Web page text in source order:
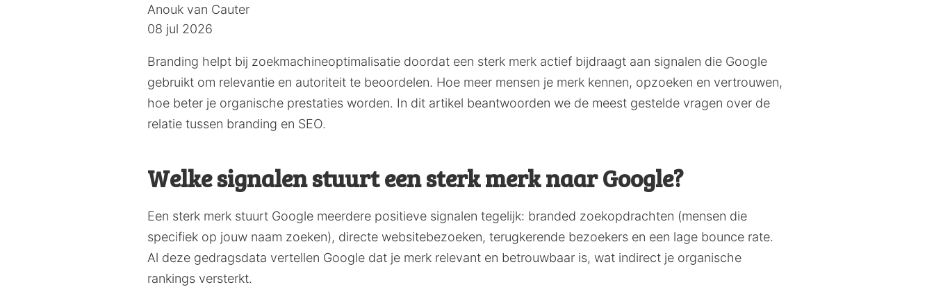
Posted
by:
Anouk van Cauter
08 jul 2026
Branding helpt bij zoekmachineoptimalisatie doordat een sterk merk actief bijdraagt aan signalen die Google
gebruikt om relevantie en autoriteit te beoordelen. Hoe meer mensen je merk kennen, opzoeken en vertrouwen,
hoe beter je organische prestaties worden. In dit artikel beantwoorden we de meest gestelde vragen over de
relatie tussen branding en SEO.
Welke signalen stuurt een sterk merk naar Google?
Een sterk merk stuurt Google meerdere positieve signalen tegelijk: branded zoekopdrachten (mensen die
specifiek op jouw naam zoeken), directe websitebezoeken, terugkerende bezoekers en een lage bounce rate.
Al deze gedragsdata vertellen Google dat je merk relevant en betrouwbaar is, wat indirect je organische
rankings versterkt.